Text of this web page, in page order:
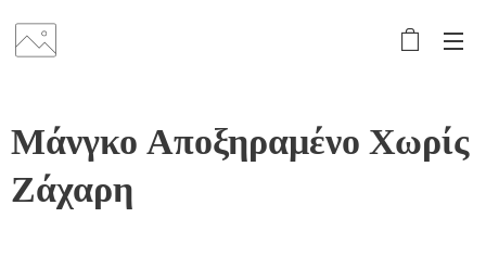
Μάνγκο Αποξηραμένο Χωρίς
Ζάχαρη